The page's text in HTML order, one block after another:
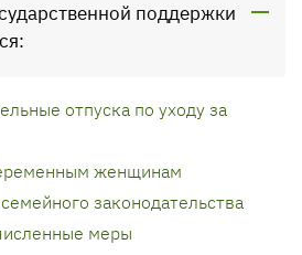
поддержки
отпуска по уходу за
женщинам
законодательства
меры